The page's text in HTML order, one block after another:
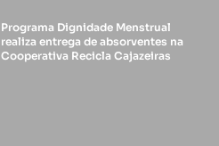
Programa Dignidade Menstrual
realiza entrega de absorventes na
Cooperativa Recicla Cajazeiras